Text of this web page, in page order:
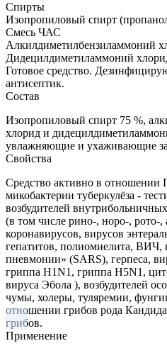
Спирты
Изопропиловый спирт
Смесь ЧАС
Алкилдиметилбензиламмоний
Дидецилдиметиламмоний
Готовое средство.
антисептик.
Состав
Изопропиловый спирт 75 %,
хлорид и
увлажняющие и ухаживающие
Свойства
Средство активно в отношении
микобактерии туберкулёза -
возбудителей
(в том числе рино-, норо-, рото-,
коронавирусов, вирусов
гепатитов, полиомиелита, ВИЧ,
пневмонии» (SARS), герпеса,
гриппа H1N1, гриппа H5N1,
вируса Эбола ), возбудителей
чумы, холеры, туляремии,
отношении грибов рода
грибов.
Применение